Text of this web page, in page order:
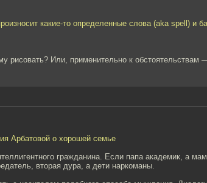
какие-то определенные слова (aka spell) и
рисовать? Или, применительно к обстоятельствам
Арбатовой о хорошей семье
гражданина. Если папа академик, а
вторая дура, а дети наркоманы.